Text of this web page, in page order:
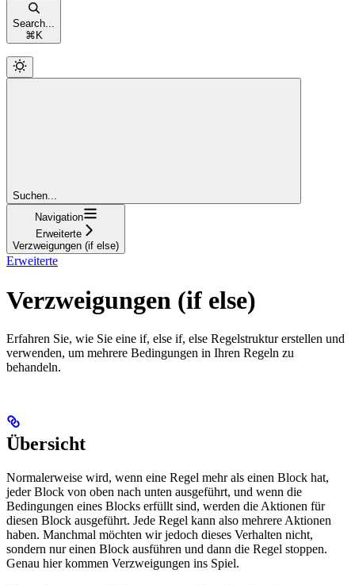
Search...
⌘ K
Suchen...
Navigation
Erweiterte
Verzweigungen (if else)
Erweiterte
Verzweigungen (if else)
Erfahren Sie, wie Sie eine if, else if, else Regelstruktur erstellen und
verwenden, um mehrere Bedingungen in Ihren Regeln zu
behandeln.
Übersicht
Normalerweise wird, wenn eine Regel mehr als einen Block hat,
jeder Block von oben nach unten ausgeführt, und wenn die
Bedingungen eines Blocks erfüllt sind, werden die Aktionen für
diesen Block ausgeführt. Jede Regel kann also mehrere Aktionen
haben. Manchmal möchten wir jedoch dieses Verhalten nicht,
sondern nur einen Block ausführen und dann die Regel stoppen.
Genau hier kommen Verzweigungen ins Spiel.